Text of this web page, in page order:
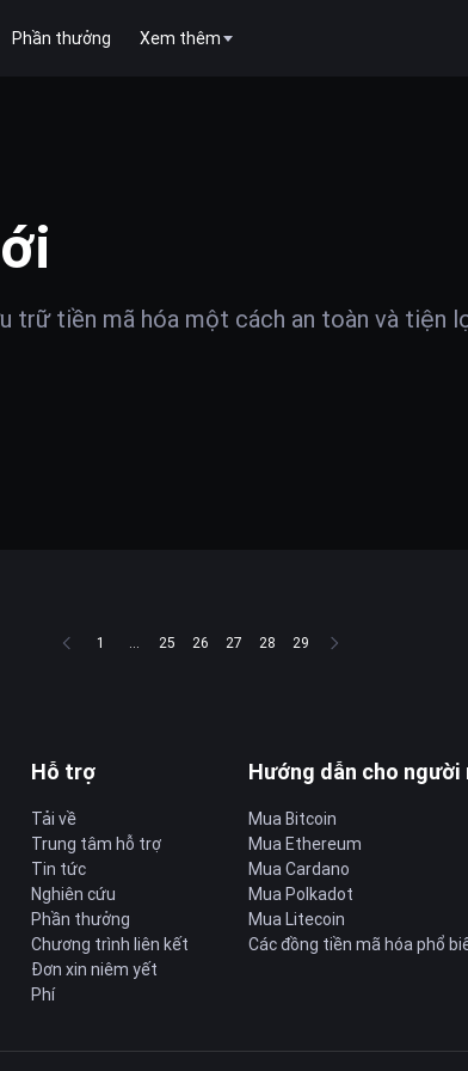
Phần thưởng Xem thêm
trữ tiền mã hóa một cách an toàn và tiện
1 ... 25 26 27 28 29
Hỗ trợ
Tải về
Trung tâm hỗ trợ
Tin tức
Nghiên cứu
Phần thưởng
Chương trình liên kết
Đơn xin niêm yết
Phí
Hướng dẫn cho người
Mua Bitcoin
Mua Ethereum
Mua Cardano
Mua Polkadot
Mua Litecoin
Các đồng tiền mã hóa phổ